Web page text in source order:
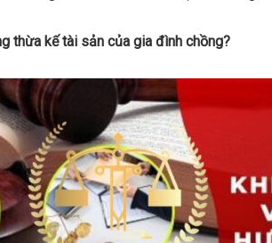
thừa kế tài sản của gia đình chồng?